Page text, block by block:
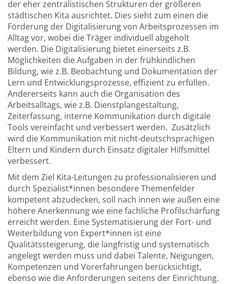
der eher zentralistischen Strukturen der größeren
städtischen Kita ausrichtet. Dies sieht zum einen die
Förderung der Digitalisierung von Arbeitsprozessen im
Alltag vor, wobei die Träger individuell abgeholt
werden. Die Digitalisierung bietet einerseits z.B.
Möglichkeiten die Aufgaben in der frühkindlichen
Bildung, wie z.B. Beobachtung und Dokumentation der
Lern und Entwicklungsprozesse, effizient zu erfüllen.
Andererseits kann auch die Organisation des
Arbeitsalltags, wie z.B. Dienstplangestaltung,
Zeiterfassung, interne Kommunikation durch digitale
Tools vereinfacht und verbessert werden. Zusätzlich
wird die Kommunikation mit nicht-deutschsprachigen
Eltern und Kindern durch Einsatz digitaler Hilfsmittel
verbessert.
Mit dem Ziel Kita-Leitungen zu professionalisieren und
durch Spezialist*innen besondere Themenfelder
kompetent abzudecken, soll nach innen wie außen eine
höhere Anerkennung wie eine fachliche Profilschärfung
erreicht werden. Eine Systematisierung der Fort- und
Weiterbildung von Expert*innen ist eine
Qualitätssteigerung, die langfristig und systematisch
angelegt werden muss und dabei Talente, Neigungen,
Kompetenzen und Vorerfahrungen berücksichtigt,
ebenso wie die Anforderungen seitens der Einrichtung.